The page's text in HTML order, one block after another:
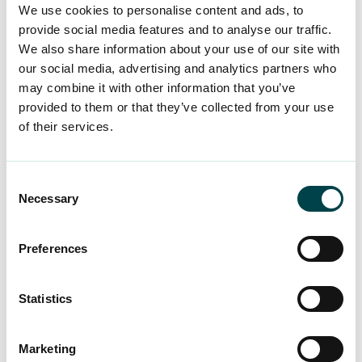
We use cookies to personalise content and ads, to
provide social media features and to analyse our traffic.
We also share information about your use of our site with
our social media, advertising and analytics partners who
may combine it with other information that you’ve
provided to them or that they’ve collected from your use
of their services.
Selection
Necessary
Preferences
Statistics
Marketing
på SPA Hotel och SPA Loft Hotel.
-20% sön-sön och -15% tor-lör.Rabatten
inkluderar boende, frukost, fri användning av spa
och gym.
Kämp Collection-hotellenerbjuder det bredaste
utbudet av förstklassiga hotell, restauranger,
övernattningar.
Rabatten gäller på vissa hotell –
På Nådendal och Runsala spa får du -30%
rabatt på spabehandlingar och -15% rabatt på
Santa’s Hotels
är en familjeägd hotellkedja i